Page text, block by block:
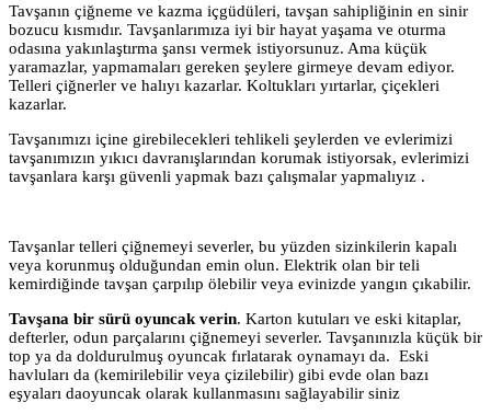
Tavşanın çiğneme ve kazma içgüdüleri, tavşan sahipliğinin en sinir
bozucu kısmıdır. Tavşanlarımıza iyi bir hayat yaşama ve oturma
odasına yakınlaştırma şansı vermek istiyorsunuz. Ama küçük
yaramazlar, yapmamaları gereken şeylere girmeye devam ediyor.
Telleri çiğnerler ve halıyı kazarlar. Koltukları yırtarlar, çiçekleri
kazarlar.
Tavşanımızı içine girebilecekleri tehlikeli şeylerden ve evlerimizi
tavşanımızın yıkıcı davranışlarından korumak istiyorsak, evlerimizi
tavşanlara karşı güvenli yapmak bazı çalışmalar yapmalıyız .
Tavşanlar telleri çiğnemeyi severler, bu yüzden sizinkilerin kapalı
veya korunmuş olduğundan emin olun. Elektrik olan bir teli
kemirdiğinde tavşan çarpılıp ölebilir veya evinizde yangın çıkabilir.
Tavşana bir sürü oyuncak verin. Karton kutuları ve eski kitaplar,
defterler, odun parçalarını çiğnemeyi severler. Tavşanınızla küçük bir
top ya da doldurulmuş oyuncak fırlatarak oynamayı da. Eski
havluları da (kemirilebilir veya çizilebilir) gibi evde olan bazı
eşyaları daoyuncak olarak kullanmasını sağlayabilir siniz